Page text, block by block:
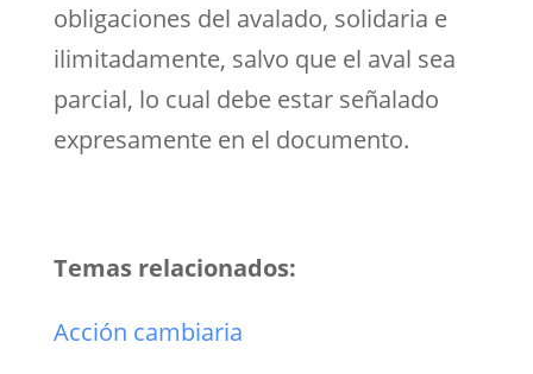
obligaciones del avalado, solidaria e
ilimitadamente, salvo que el aval sea
parcial, lo cual debe estar señalado
expresamente en el documento.
Temas relacionados:
Acción cambiaria